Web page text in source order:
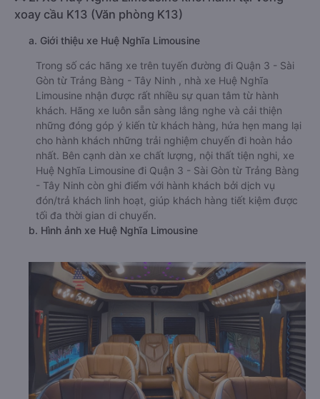
Số điện thoại đặt mua vé xe Trảng Bàng - Tây Ninh
Quận 3 - Sài Gòn: 1900 888684
🚌 2. Xe Huệ Nghĩa Limousine khởi hành tại Vòng
xoay cầu K13 (Văn phòng K13)
a. Giới thiệu xe Huệ Nghĩa Limousine
Trong số các hãng xe trên tuyến đường đi Quận 3 - Sài
Gòn từ Trảng Bàng - Tây Ninh , nhà xe Huệ Nghĩa
Limousine nhận được rất nhiều sự quan tâm từ hành
khách. Hãng xe luôn sẵn sàng lắng nghe và cải thiện
những đóng góp ý kiến từ khách hàng, hứa hẹn mang lại
cho hành khách những trải nghiệm chuyến đi hoàn hảo
nhất. Bên cạnh dàn xe chất lượng, nội thất tiện nghi, xe
Huệ Nghĩa Limousine đi Quận 3 - Sài Gòn từ Trảng Bàng
- Tây Ninh còn ghi điểm với hành khách bởi dịch vụ
tối đa thời gian di chuyển.
b. Hình ảnh xe Huệ Nghĩa Limousine